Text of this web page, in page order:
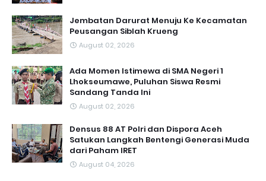
Jembatan Darurat Menuju Ke Kecamatan
Peusangan Siblah Krueng
August 02, 2026
Ada Momen Istimewa di SMA Negeri 1
Lhokseumawe, Puluhan Siswa Resmi
Sandang Tanda Ini
August 02, 2026
Densus 88 AT Polri dan Dispora Aceh
Satukan Langkah Bentengi Generasi Muda
dari Paham IRET
August 04, 2026